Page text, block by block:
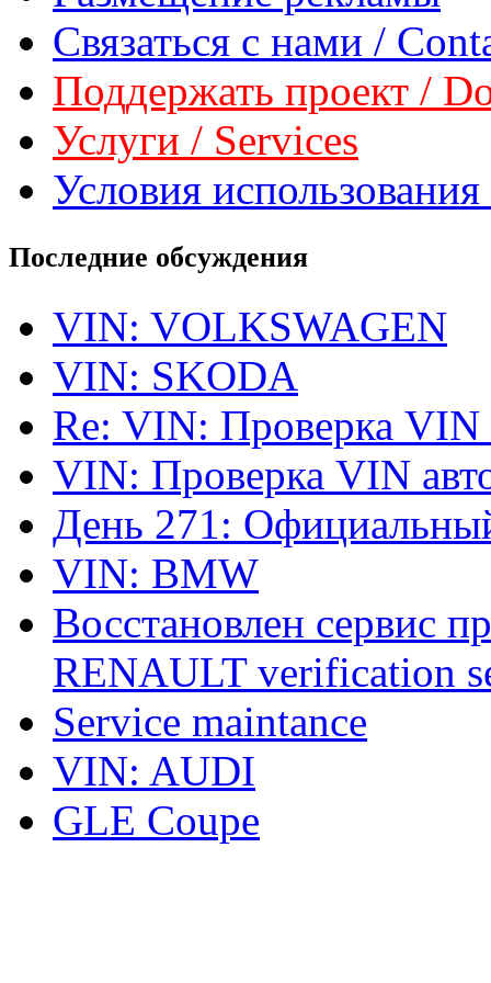
Связаться с нами /
Поддержать проект /
Услуги / Services
Условия
Последние обсуждения
VIN: VOLKSWAGEN
VIN: SKODA
Re: VIN: Проверка VIN
VIN: Проверка VIN
День 271:
VIN: BMW
Восстановлен сервис
RENAULT verification
Service maintance
VIN: AUDI
GLE Coupe